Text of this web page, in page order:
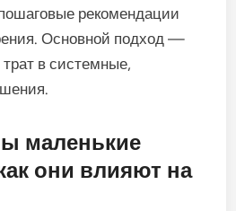
рекомендации
Основной подход —
в системные,
маленькие
они влияют на